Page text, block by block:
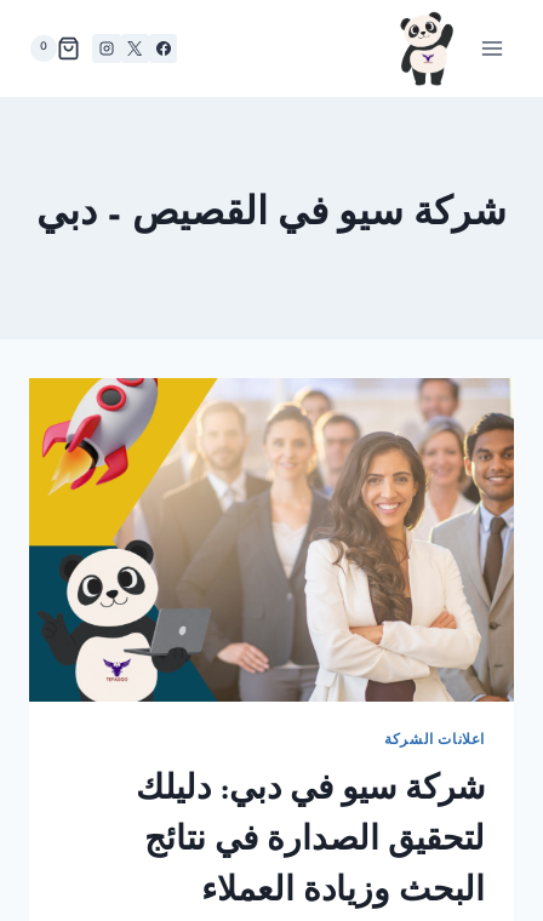
0
شركة سيو في القصيص – دبي
اعلانات الشركة
شركة سيو في دبي: دليلك
لتحقيق الصدارة في نتائج
البحث وزيادة العملاء